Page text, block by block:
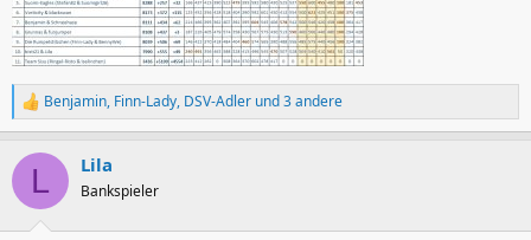
R
e
k
i
Benjamin, Finn-Lady, DSV-Adler und 3 andere
L Lila
Bankspieler